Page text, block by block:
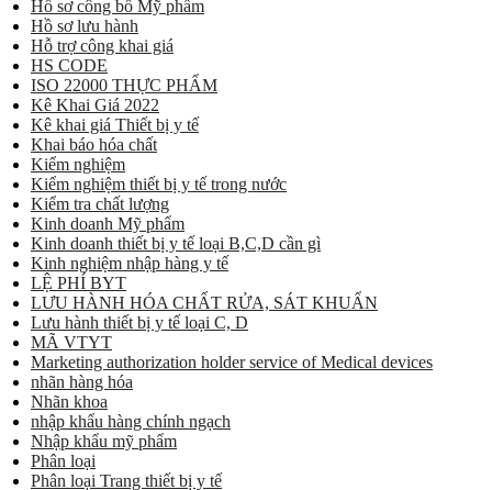
Hồ sơ công bố Mỹ phẩm
Hồ sơ lưu hành
Hỗ trợ công khai giá
HS CODE
ISO 22000 THỰC PHẨM
Kê Khai Giá 2022
Kê khai giá Thiết bị y tế
Khai báo hóa chất
Kiểm nghiệm
Kiểm nghiệm thiết bị y tế trong nước
Kiểm tra chất lượng
Kinh doanh Mỹ phẩm
Kinh doanh thiết bị y tế loại B,C,D cần gì
Kinh nghiệm nhập hàng y tế
LỆ PHÍ BYT
LƯU HÀNH HÓA CHẤT RỬA, SÁT KHUẨN
Lưu hành thiết bị y tế loại C, D
MÃ VTYT
Marketing authorization holder service of Medical devices
nhãn hàng hóa
Nhãn khoa
nhập khẩu hàng chính ngạch
Nhập khẩu mỹ phẩm
Phân loại
Phân loại Trang thiết bị y tế